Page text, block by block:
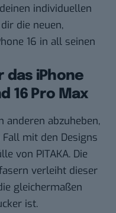
individuellen
die neuen,
16 in all seinen
das iPhone
16 Pro Max
anderen abzuheben,
mit den Designs
von PITAKA. Die
verleiht dieser
gleichermaßen
ist.